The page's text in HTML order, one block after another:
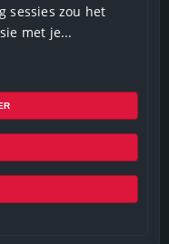
sessies zou het
met je...